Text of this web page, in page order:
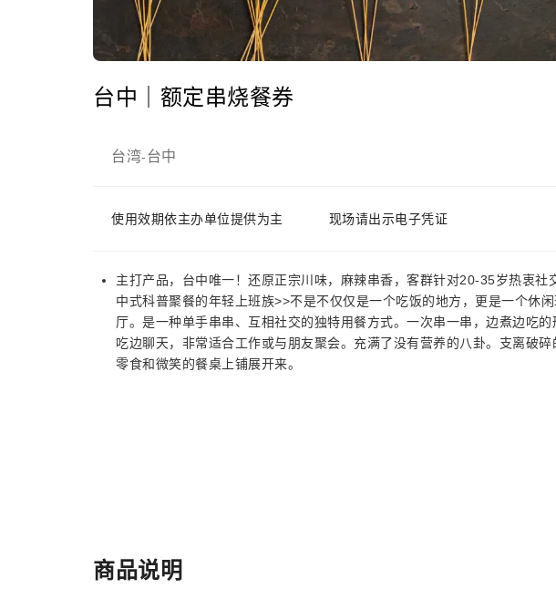
台中｜额定串烧餐券
台湾-台中
使用效期依主办单位提供为主 现场请出示电子凭证
主打产品，台中唯一！还原正宗川味，麻辣串香，客群针对20-35岁热衷社
中式科普聚餐的年轻上班族>>不是不仅仅是一个吃饭的地方，更是一个休
厅。是一种单手串串、互相社交的独特用餐方式。一次串一串，边煮边吃
吃边聊天，非常适合工作或与朋友聚会。充满了没有营养的八卦。支离破
零食和微笑的餐桌上铺展开来。
商品说明